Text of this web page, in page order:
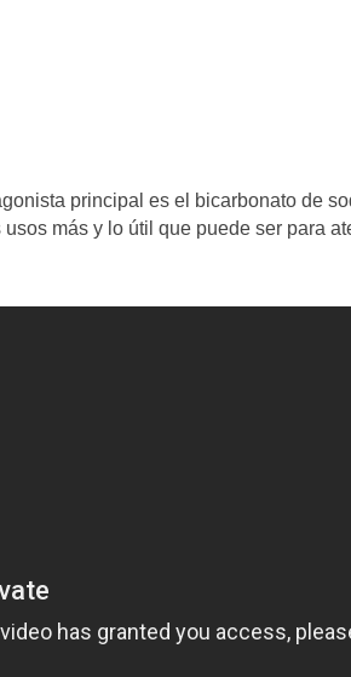
principal es el bicarbonato de
más y lo útil que puede ser para